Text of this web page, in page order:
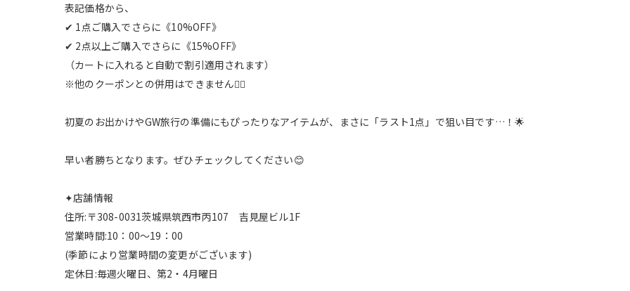
表記価格から、
✔ 1点ご購入でさらに《10%OFF》
✔ 2点以上ご購入でさらに《15%OFF》
（カートに入れると自動で割引適用されます）
※他のクーポンとの併用はできません🙇‍♀️
初夏のお出かけやGW旅行の準備にもぴったりなアイテムが、まさに「ラスト1点」で狙い目です…！🌟
早い者勝ちとなります。ぜひチェックしてください😊
✦店舗情報
住所:〒308-0031茨城県筑西市丙107 吉見屋ビル1F
営業時間:10：00～19：00
(季節により営業時間の変更がございます)
定休日:毎週火曜日、第2・4月曜日